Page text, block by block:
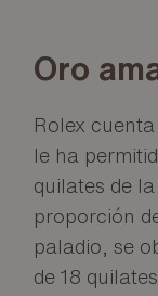
Oro
Rolex
le ha
quilates de
proporción
paladio, se
de 18